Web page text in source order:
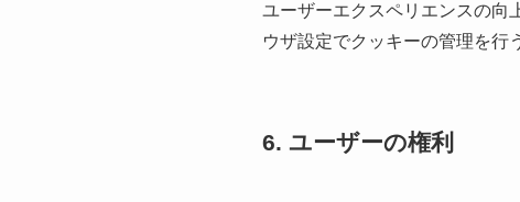
ユーザーエクスペリエンスの向
ウザ設定でクッキーの管理を行
6. ユーザーの権利